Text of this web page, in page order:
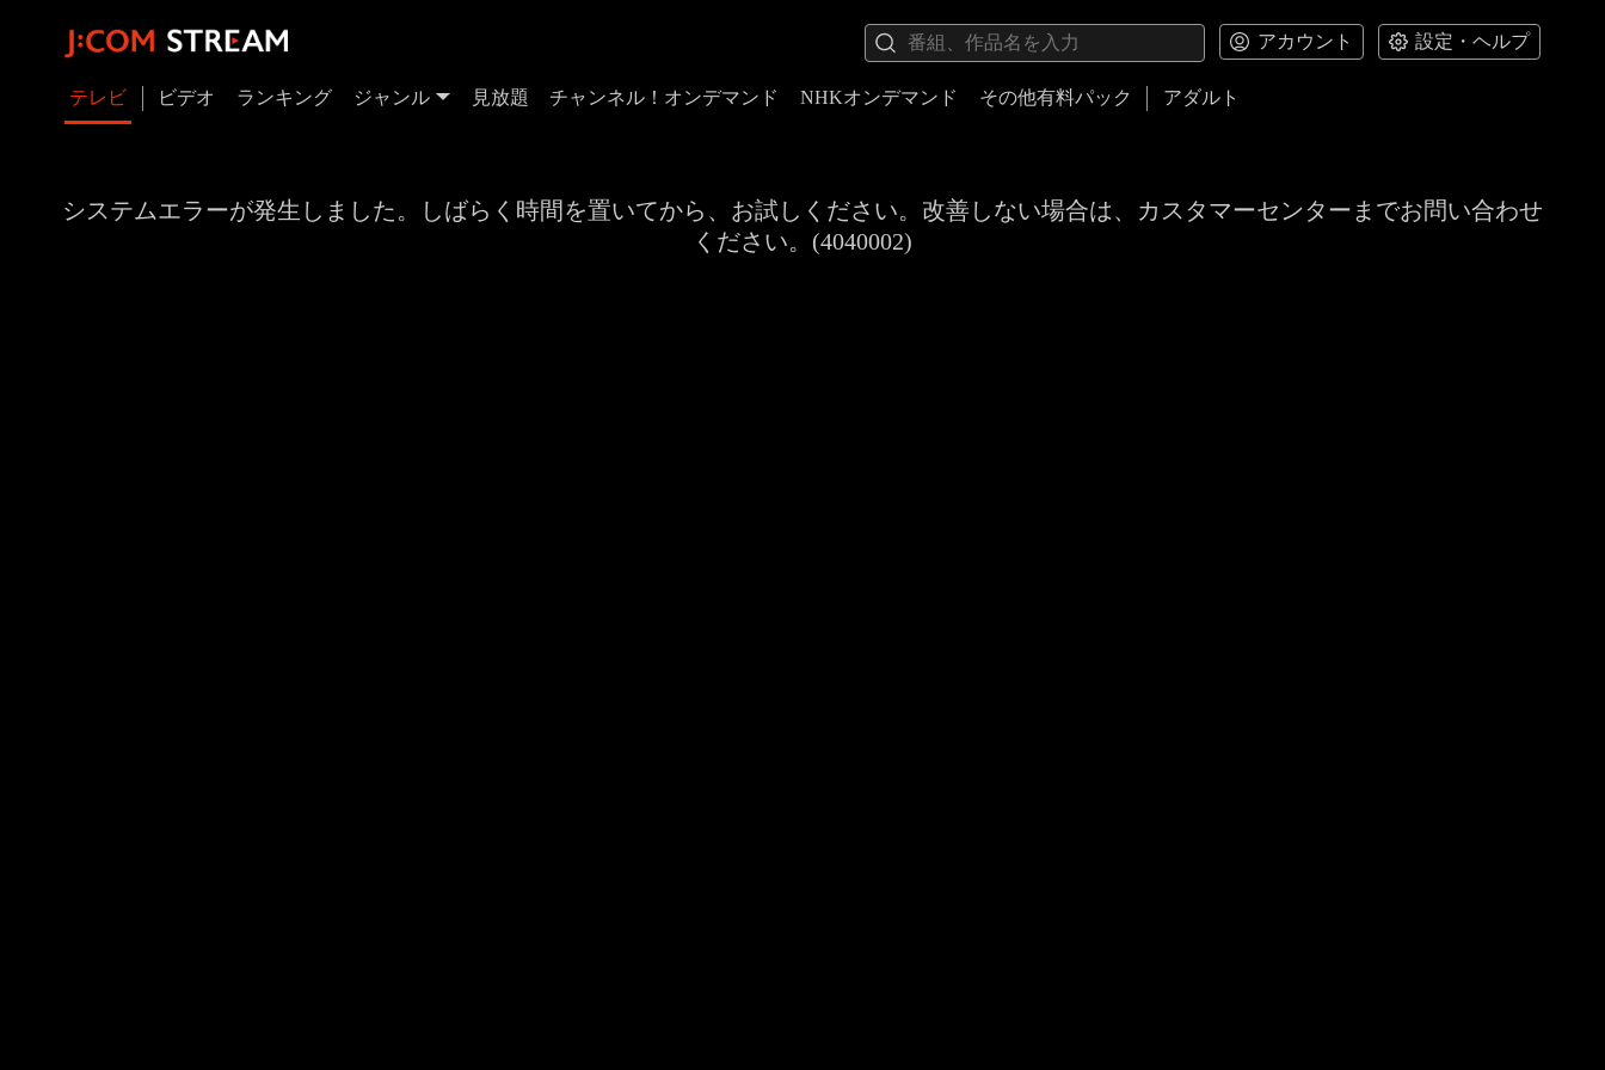
アカウント 設定・ヘルプ
テレビ ビデオ ランキング ジャンル 見放題 チャンネル！オンデマンド NHKオンデマンド その他有料パック アダルト
システムエラーが発生しました。しばらく時間を置いてから、お試しください。改善しない場合は、カスタマーセンターまでお問い合わせ
ください。(4040002)